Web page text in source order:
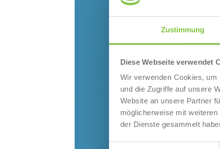
Zustimmung
Diese Webseite verwendet
Wir verwenden Cookies,
und die Zugriffe auf unsere
Website an unsere Partner
möglicherweise mit
der Dienste gesammelt